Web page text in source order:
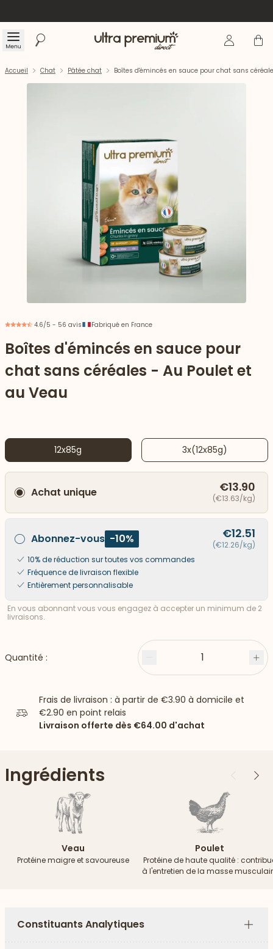
Menu Rechercher Accueil Se Panier
vers le bas
Accueil Chat Pâtée chat Boîtes d'émincés en sauce pour chat sans
4.6/5 - 56 avis Fabriqué en France
Boîtes d'émincés en sauce pour
chat sans céréales - Au Poulet et
au Veau
12x85g 3x(12x85g)
Achat unique €13.90
(€13.63/kg)
Abonnez-vous -10% €12.51
(€12.26/kg)
10% de réduction sur toutes vos commandes
Fréquence de livraison flexible
Entièrement personnalisable
En vous abonnant vous vous engagez à accepter un minimum de 2
livraisons.
Quantité : Moins 1
Frais de livraison : à partir de €3.90 à domicile et
€2.90 en point relais
Livraison offerte dès €64.00 d'achat
Ingrédients Précédent
Veau
Protéine maigre et savoureuse
Poulet
Protéine de haute qualité :
à l'entretien de la masse
Constituants Analytiques
Plus